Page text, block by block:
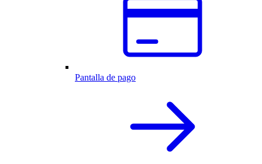
Pantalla de pago